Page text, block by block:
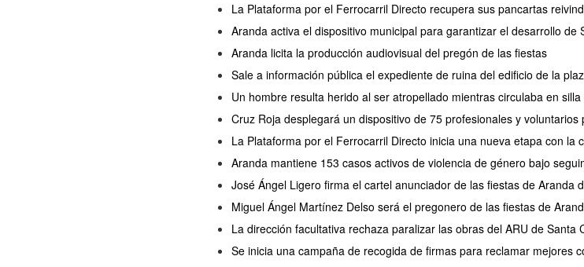
La Plataforma por el Ferrocarril Directo recupera sus pancartas
Aranda activa el dispositivo municipal para garantizar el desarrollo de
Aranda licita la producción audiovisual del pregón de las fiestas
Sale a información pública el expediente de ruina del edificio de la
Un hombre resulta herido al ser atropellado mientras circulaba en
Cruz Roja desplegará un dispositivo de 75 profesionales y
La Plataforma por el Ferrocarril Directo inicia una nueva etapa con la
Aranda mantiene 153 casos activos de violencia de género bajo
José Ángel Ligero firma el cartel anunciador de las fiestas de Aranda
Miguel Ángel Martínez Delso será el pregonero de las fiestas de
La dirección facultativa rechaza paralizar las obras del ARU de
Se inicia una campaña de recogida de firmas para reclamar mejores